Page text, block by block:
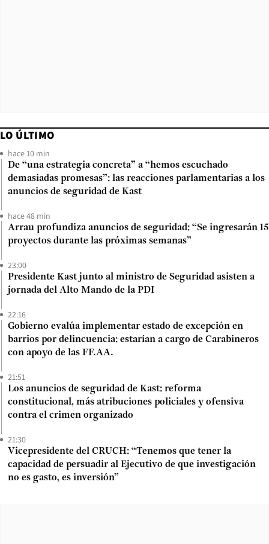
LO ÚLTIMO
hace 10 min
De “una estrategia concreta” a “hemos escuchado
demasiadas promesas”: las reacciones parlamentarias a los
anuncios de seguridad de Kast
hace 48 min
Arrau profundiza anuncios de seguridad: “Se ingresarán 15
proyectos durante las próximas semanas”
23:00
Presidente Kast junto al ministro de Seguridad asisten a
jornada del Alto Mando de la PDI
22:16
Gobierno evalúa implementar estado de excepción en
barrios por delincuencia: estarían a cargo de Carabineros
con apoyo de las FF.AA.
21:51
Los anuncios de seguridad de Kast: reforma
constitucional, más atribuciones policiales y ofensiva
contra el crimen organizado
21:30
Vicepresidente del CRUCH: “Tenemos que tener la
capacidad de persuadir al Ejecutivo de que investigación
no es gasto, es inversión”